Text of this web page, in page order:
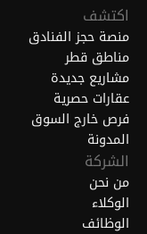
اكتشف
منصة حجز الفنادق
مناطق قطر
مشاريع جديدة
عقارات حصرية
فرص خارج السوق
المدونة
الشركة
من نحن
الوكلاء
الوظائف